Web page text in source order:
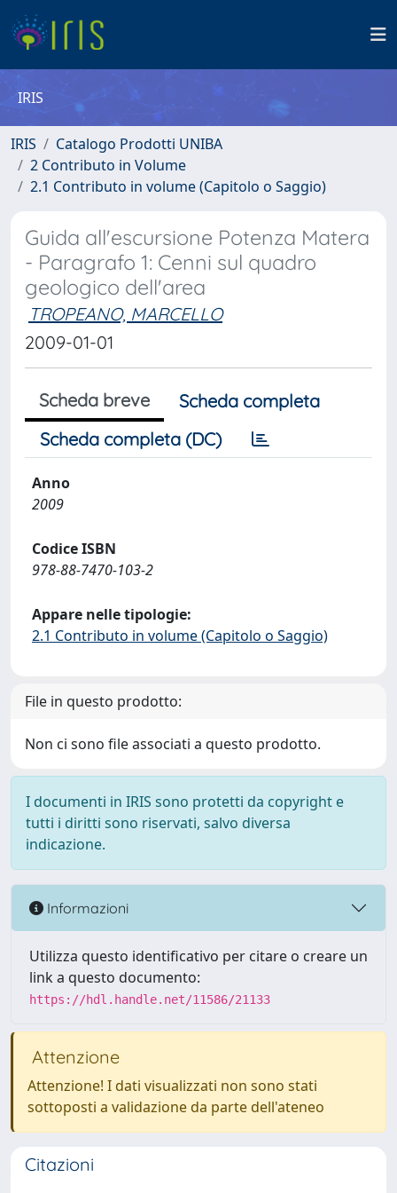
IRIS
IRIS
Catalogo Prodotti UNIBA
2 Contributo in Volume
2.1 Contributo in volume (Capitolo o Saggio)
Guida all'escursione Potenza Matera
- Paragrafo 1: Cenni sul quadro
geologico dell'area
TROPEANO, MARCELLO
2009-01-01
Scheda breve
Scheda completa
Scheda completa (DC)
Anno
2009
Codice ISBN
978-88-7470-103-2
Appare nelle tipologie:
2.1 Contributo in volume (Capitolo o Saggio)
File in questo prodotto:
Non ci sono file associati a questo prodotto.
I documenti in IRIS sono protetti da copyright e
tutti i diritti sono riservati, salvo diversa
indicazione.
Informazioni
Utilizza questo identificativo per citare o creare un
link a questo documento:
https://hdl.handle.net/11586/21133
Attenzione
Attenzione! I dati visualizzati non sono stati
sottoposti a validazione da parte dell'ateneo
Citazioni